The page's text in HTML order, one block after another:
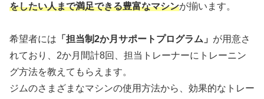
をしたい人まで満足できる豊富なマシンが揃います。
希望者には 「担当制2か月サポートプログラム」 が用意さ
れており、2か月間計8回、担当トレーナーにトレーニン
グ方法を教えてもらえます。
ジムのさまざまなマシンの使用方法から、効果的なトレー